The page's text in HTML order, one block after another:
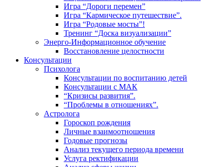
Игра “Дороги перемен”
Игра “Кармическое путешествие”.
Игра “Родовые мосты”!
Тренинг “Доска визуализации”
Энерго-Информационное обучение
Восстановление целостности
Консультации
Психолога
Консультации по воспитанию детей
Консультации с МАК
“Кризисы развития”.
“Проблемы в отношениях”.
Астролога
Гороскоп рождения
Личные взаимоотношения
Годовые прогнозы
Анализ текущего периода времени
Услуга ректификации